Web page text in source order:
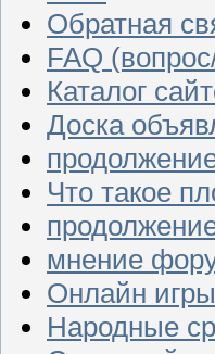
Обратная
FAQ
Каталог
Доска
Что такое
мнение
Онлайн игры
Народные